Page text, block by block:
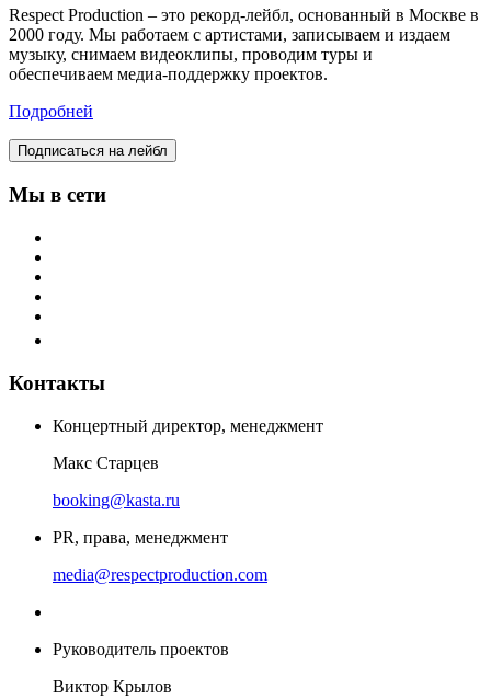
Respect Production – это рекорд-лейбл, основанный в Москве в
2000 году. Мы работаем с артистами, записываем и издаем
музыку, снимаем видеоклипы, проводим туры и
обеспечиваем медиа-поддержку проектов.
Подробней
Подписаться на лейбл
Мы в сети
Контакты
Концертный директор, менеджмент
Макс Старцев
booking@kasta.ru
PR, права, менеджмент
media@respectproduction.com
Руководитель проектов
Виктор Крылов